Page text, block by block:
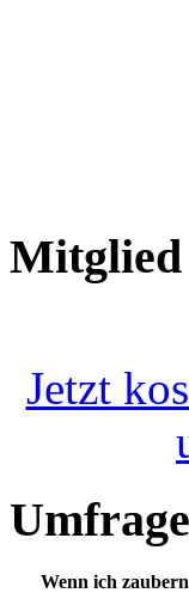
Mitglied
Jetzt
Umfrage
Wenn ich